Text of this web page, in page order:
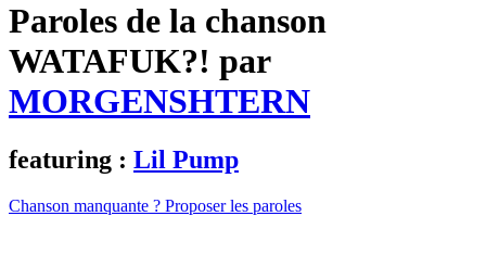
Paroles de la chanson
WATAFUK?! par
MORGENSHTERN
featuring : Lil Pump
Chanson manquante ? Proposer les paroles